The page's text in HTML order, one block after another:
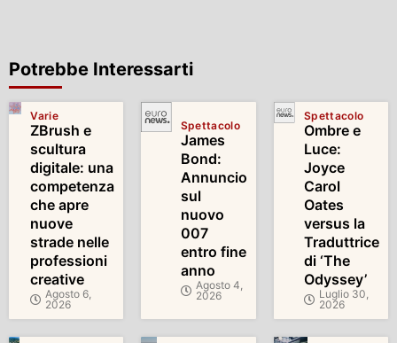
Potrebbe Interessarti
Varie
ZBrush e
scultura
digitale: una
competenza
che apre
nuove
strade nelle
professioni
creative
Agosto 6,
2026
Spettacolo
James
Bond:
Annuncio
sul
nuovo
007
entro fine
anno
Agosto 4,
2026
Spettacolo
Ombre e
Luce:
Joyce
Carol
Oates
versus la
Traduttrice
di ‘The
Odyssey’
Luglio 30,
2026